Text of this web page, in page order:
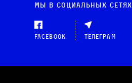
Мы в социальных сетях
Facebook Телеграм